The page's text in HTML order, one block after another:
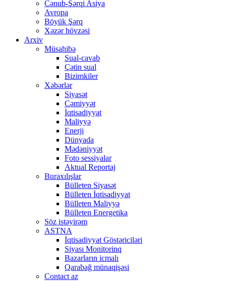
Cənub-Şərqi Asiya
Avropa
Böyük Şərq
Xəzər hövzəsi
Arxiv
Müsahibə
Sual-cavab
Çətin sual
Bizimkiler
Xəbərlər
Siyasət
Cəmiyyət
İqtisadiyyat
Maliyyə
Enerji
Dünyada
Mədəniyyət
Foto sessiyalar
Aktual Reportaj
Buraxılışlar
Bülleten Siyasət
Bülleten İqtisadiyyat
Bülleten Maliyyə
Bülleten Energetika
Söz istəyirəm
ASTNA
İqtisadiyyat Göstəriciləri
Siyası Monitorinq
Bazarların icmalı
Qarabağ münaqişəsi
Contact az